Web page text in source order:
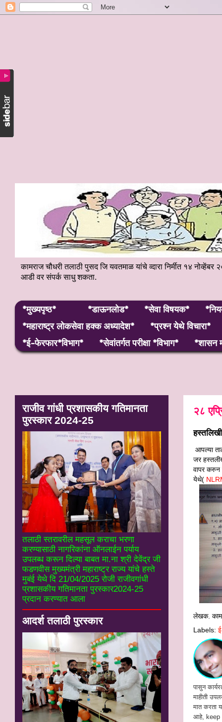
कामराज चौधरी तलाठी पुसद जि यवतमाळ यांचे व्दारा निर्मीत १४
आडी वर संपर्क साधु शकता.
*मुख्यपृष्ठ* *डाऊनलोड* *सेवा विषयक*
*महाराष्ट्र लाेकसेवा हक्क अध्यादेश*
*प्रश्न येथे विचारा*
*ई-फेरफार*विभाग*
*सेवांतर्गत परीक्षा *विभाग* *शासन
२८
आपल्‍या
जर
वापर करुन
येथे(
लेखक.
Labels:
पासुन
माहीती
मात करता
आहे, keep
राजीव गांधी प्रशासकीय गतिमानता
पुरस्कार 2024-25
तलाठी स्तरावरील महसूल कराचा भरणा
करण्यासाठी नागरिकांना ऑनलाईन पर्याय
उपलब्ध करून दिल्या बाबत मा.ना श्री देवेंद्र जी
फडणवीस मुख्यमंत्री महाराष्ट्र राज्य यांचे हस्ते
मुबंई येथे दि 21/04/2025 रोजी राजीवगांधी
प्रशासकीय गतिमानता पुरस्कार2024-25
प्रदान करण्यात आला
आदर्श तलाठी पुरस्कार